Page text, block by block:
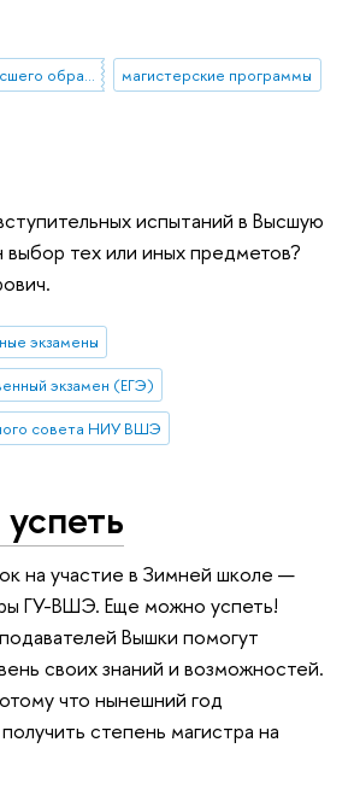
двухуровневая система высшего образования магистерские программы
испытаний в Высшую
тех или иных предметов?
экзамены
экзамен (ЕГЭ)
совета НИУ ВШЭ
на участие в Зимней школе —
ГУ-ВШЭ. Еще можно успеть!
Вышки помогут
своих знаний и возможностей.
что нынешний год
степень магистра на